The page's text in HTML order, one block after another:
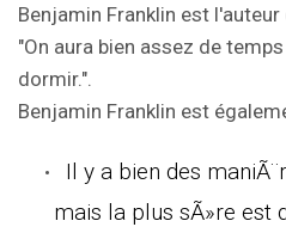
Benjamin Franklin est l'auteur
"On aura bien assez de
dormir.".
Benjamin Franklin est
Il y a bien des
mais la plus sÃ»re est